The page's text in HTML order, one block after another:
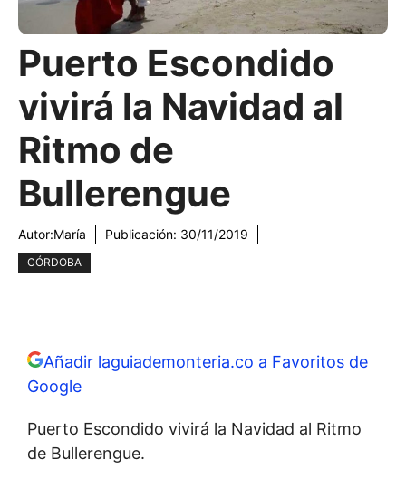
Puerto Escondido
vivirá la Navidad al
Ritmo de
Bullerengue
Autor:María Publicación: 30/11/2019
CÓRDOBA
Añadir laguiademonteria.co a Favoritos de
Google
Puerto Escondido vivirá la Navidad al Ritmo
de Bullerengue.